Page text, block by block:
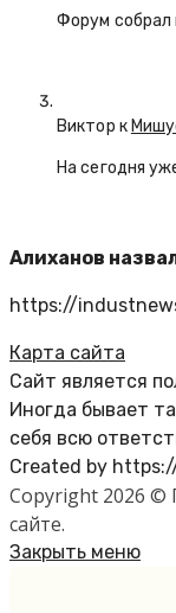
Форум собрал
Виктор к
На сегодня
Алиханов
https://
Карта сайта
Сайт является
Иногда бывает
себя всю
Created by
Copyright 2026 ©
сайте.
Закрыть меню